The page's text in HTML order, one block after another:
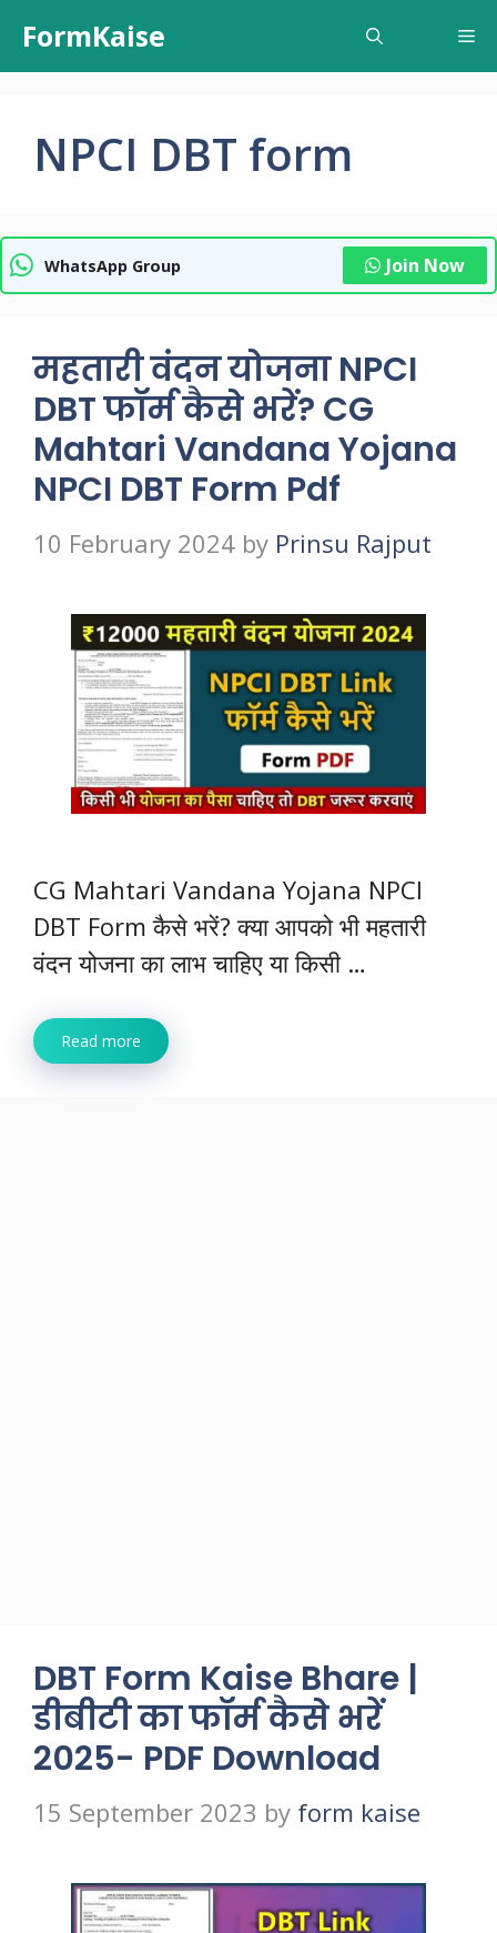
FormKaise
NPCI DBT form
WhatsApp Group Join Now
महतारी वंदन योजना NPCI
DBT फॉर्म कैसे भरें? CG
Mahtari Vandana Yojana
NPCI DBT Form Pdf
10 February 2024 by Prinsu Rajput
CG Mahtari Vandana Yojana NPCI
DBT Form कैसे भरें? क्या आपको भी महतारी
वंदन योजना का लाभ चाहिए या किसी …
Read more
DBT Form Kaise Bhare |
डीबीटी का फॉर्म कैसे भरें
2025- PDF Download
15 September 2023 by form kaise